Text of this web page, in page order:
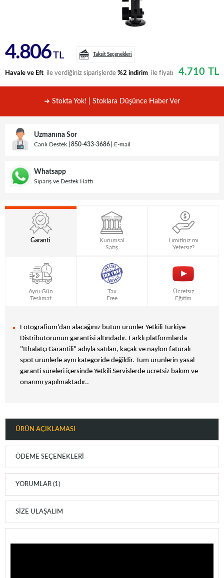
4.806TL Taksit Seçenekleri
Havale ve Eft ile verdiğiniz siparişlerde %2 indirim ile fiyatı 4.710 TL
➜ Stokta Yok! | Stoklara Düşünce Haber Ver
Uzmanına Sor
Canlı Destek 850-433-3686 E-mail
Whatsapp
Sipariş ve Destek Hattı
Garanti
Kurumsal
Satış
Limitiniz mi
Yetersiz?
Aynı Gün
Teslimat
Tax
Free
Ücretsiz
Eğitim
Fotografium'dan alacağınız bütün ürünler Yetkili Türkiye
Distribütörünün garantisi altındadır. Farklı platformlarda
"Ithalatçı Garantili" adıyla satılan, kaçak ve naylon faturalı
spot ürünlerle aynı kategoride değildir. Tüm ürünlerin yasal
garanti süreleri içersinde Yetkili Servislerde ücretsiz bakım ve
onarımı yapılmaktadır..
ÜRÜN AÇIKLAMASI
ÖDEME SEÇENEKLERI
YORUMLAR (1)
SIZE ULAŞALIM